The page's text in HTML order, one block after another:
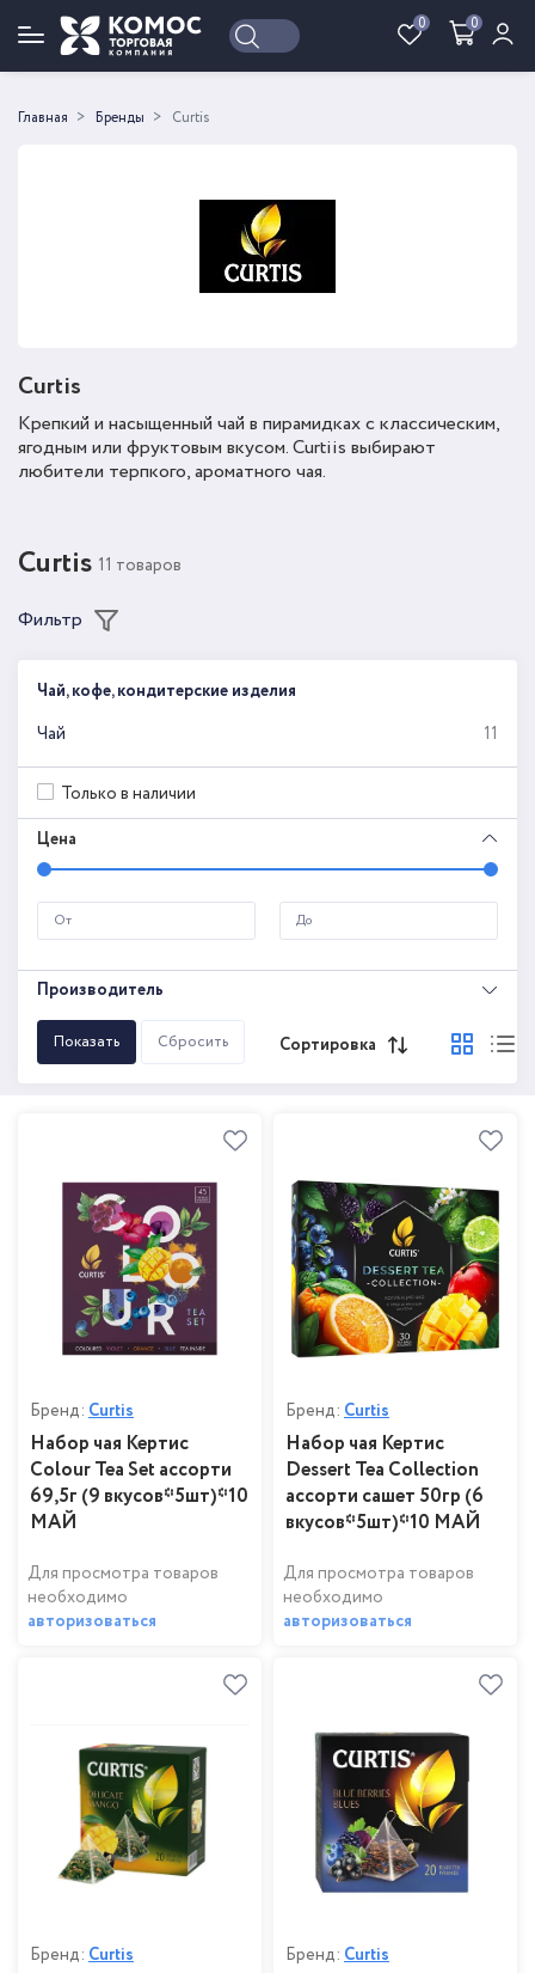
0 0
Войти Регистрация
Главная Бренды Curtis
Curtis
Крепкий и насыщенный чай в пирамидках с классическим,
ягодным или фруктовым вкусом. Curtiis выбирают
любители терпкого, ароматного чая.
Curtis 11 товаров
Сортировка
Бренд: Curtis
Набор чая Кертис
Colour Tea Set ассорти
69,5г (9 вкусов*5шт)*10
МАЙ
Для просмотра товаров
необходимо
авторизоваться
Бренд: Curtis
Набор чая Кертис
Dessert Tea Collection
ассорти сашет 50гр (6
вкусов*5шт)*10 МАЙ
Для просмотра товаров
необходимо
авторизоваться
Бренд: Curtis Бренд: Curtis
Фильтр
Чай, кофе, кондитерские изделия
Чай
11
Только в наличии
Цена
Производитель